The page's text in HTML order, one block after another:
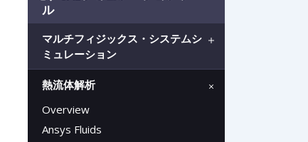
ル
マルチフィジックス・システムシ
ミュレーション
熱流体解析
Overview
Ansys Fluids